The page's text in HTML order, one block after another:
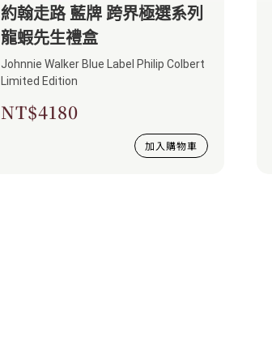
約翰走路 藍牌 跨界極選系列
龍蝦先生禮盒
Johnnie Walker Blue Label Philip Colbert
Limited Edition
NT$4180
加入購物車